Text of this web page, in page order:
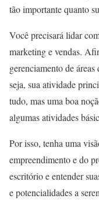
tão importante quanto
Você precisará lidar
marketing e vendas.
gerenciamento de
seja, sua atividade
tudo, mas uma boa
algumas atividades
Por isso, tenha uma
empreendimento e do
escritório e entender
e potencialidades a